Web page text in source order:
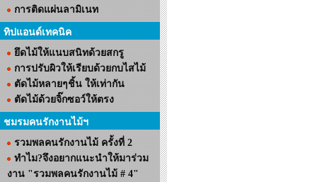
การติดแผ่นลามิเนท
ทิปแอนด์เทคนิค
ยึดไม้ให้แนบสนิทด้วยสกรู
การปรับผิวให้เรียบด้วยกบไสไม้
ตัดไม้หลายๆชิ้น ให้เท่ากัน
ตัดไม้ด้วยจิ๊กซอว์ให้ตรง
ชมรมคนรักงานไม้ฯ
รวมพลคนรักงานไม้ ครั้งที่ 2
ทำไม?จึงอยากแนะนำให้มาร่วม
งาน "รวมพลคนรักงานไม้ # 4"